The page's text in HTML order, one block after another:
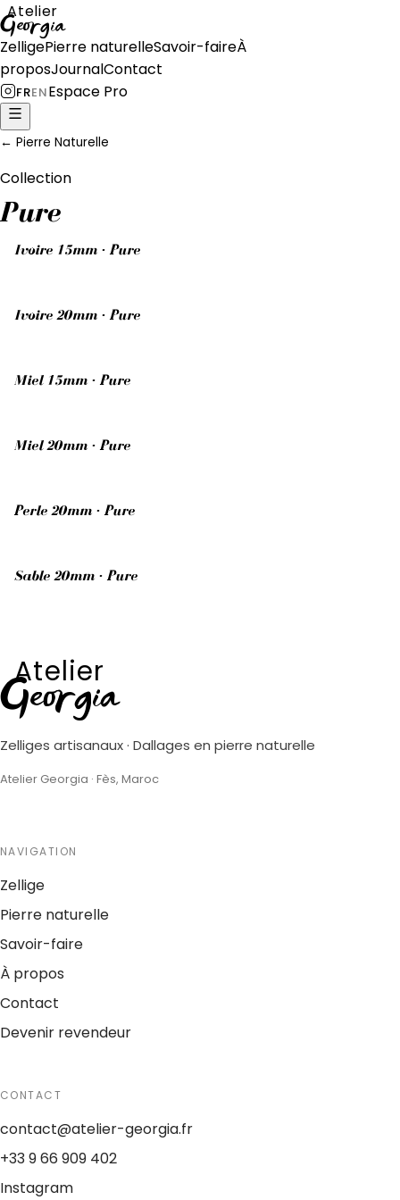
Atelier
Georgia
ZelligePierre naturelleSavoir-faireÀ
proposJournalContact
FRENEspace Pro
← Pierre Naturelle
Collection
Pure
Ivoire 15mm · Pure
Ivoire 20mm · Pure
Miel 15mm · Pure
Miel 20mm · Pure
Perle 20mm · Pure
Sable 20mm · Pure
Atelier
Georgia
Zelliges artisanaux · Dallages en pierre naturelle
Atelier Georgia · Fès, Maroc
NAVIGATION
Zellige
Pierre naturelle
Savoir-faire
À propos
Contact
Devenir revendeur
CONTACT
contact@atelier-georgia.fr
+33 9 66 909 402
Instagram